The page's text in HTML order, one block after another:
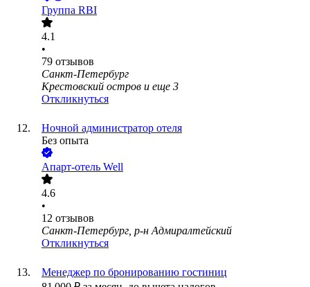
Группа RBI
4.1
•
79 отзывов
Санкт-Петербург
Крестовский остров и еще 3
Откликнуться
Ночной администратор отеля
Без опыта
Апарт-отель Well
4.6
•
12 отзывов
Санкт-Петербург, р-н Адмиралтейский
Откликнуться
Менеджер по бронированию гостиниц